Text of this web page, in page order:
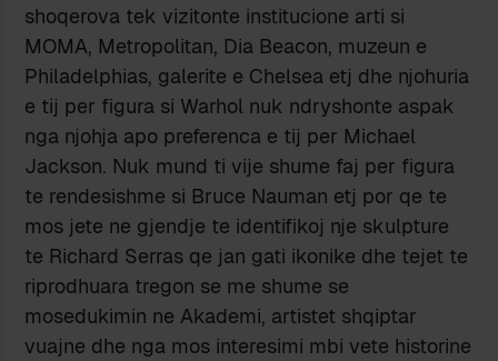
shoqerova tek vizitonte institucione arti si
MOMA, Metropolitan, Dia Beacon, muzeun e
Philadelphias, galerite e Chelsea etj dhe njohuria
e tij per figura si Warhol nuk ndryshonte aspak
nga njohja apo preferenca e tij per Michael
Jackson. Nuk mund ti vije shume faj per figura
te rendesishme si Bruce Nauman etj por qe te
mos jete ne gjendje te identifikoj nje skulpture
te Richard Serras qe jan gati ikonike dhe tejet te
riprodhuara tregon se me shume se
mosedukimin ne Akademi, artistet shqiptar
vuajne dhe nga mos interesimi mbi vete historine